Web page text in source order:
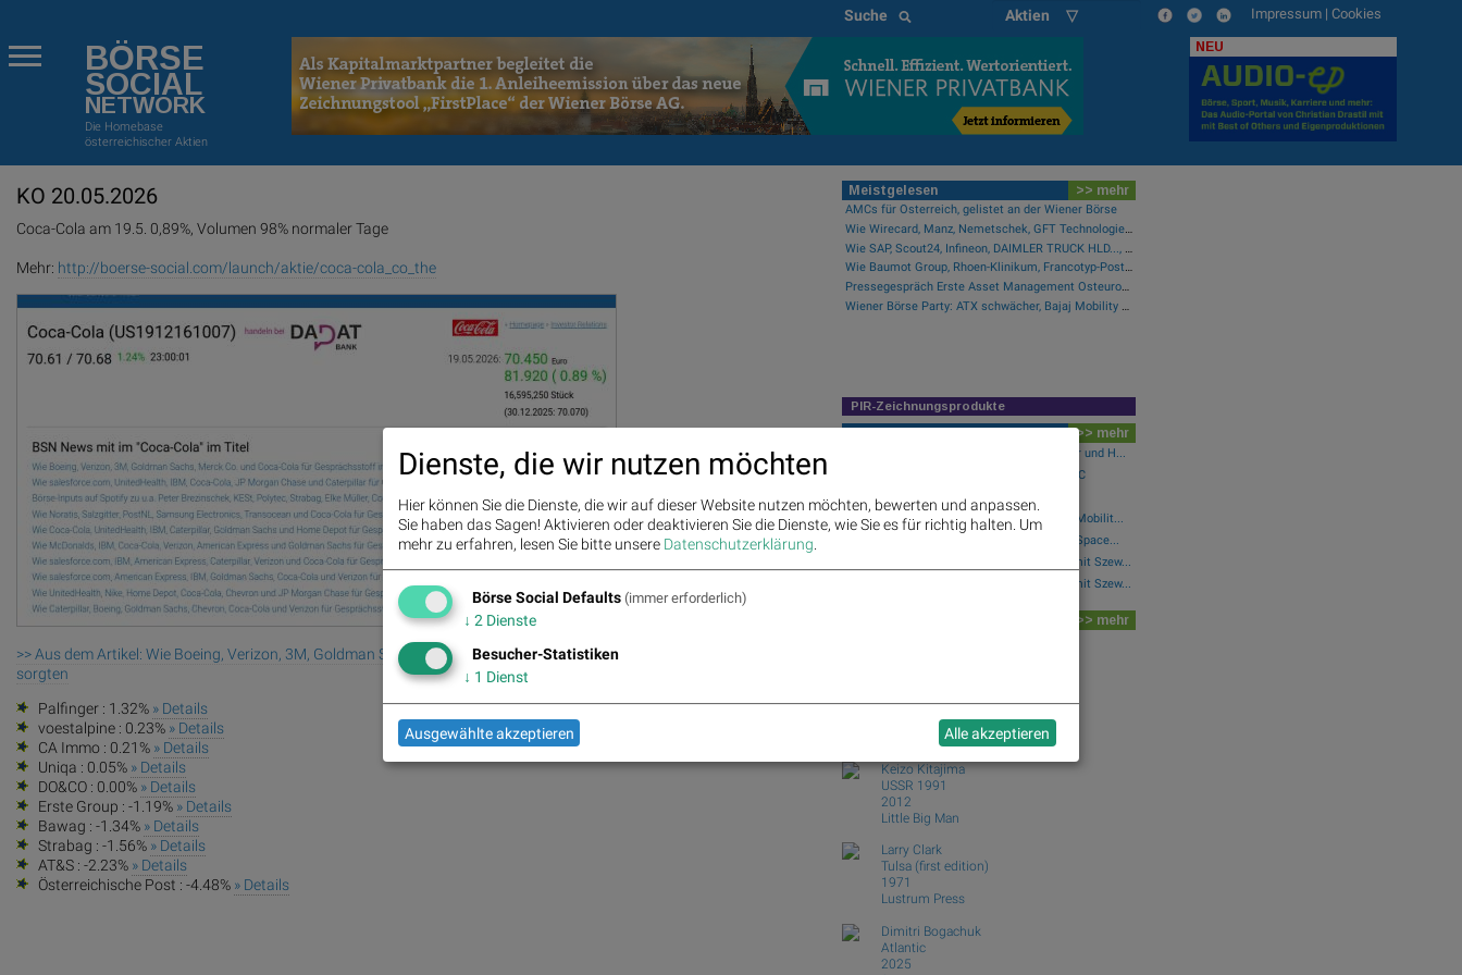
Suche Aktien ▽ Impressum | Cookies
BÖRSE
SOCIAL
NETWORK
Die Homebase
österreichischer Aktien
NEU
KO 20.05.2026
Coca-Cola am 19.5. 0,89%, Volumen 98% normaler Tage
Mehr: http://boerse-social.com/launch/aktie/coca-cola_co_the
>> Aus dem Artikel: Wie Boeing, Verizon, 3M, Goldman Sachs, Merck Co. und Coca-Cola für Gesprächsstoff im Dow Jones
sorgten
Palfinger : 1.32% » Details
voestalpine : 0.23% » Details
CA Immo : 0.21% » Details
Uniqa : 0.05% » Details
DO&CO : 0.00% » Details
Erste Group : -1.19% » Details
Bawag : -1.34% » Details
Strabag : -1.56% » Details
AT&S : -2.23% » Details
Österreichische Post : -4.48% » Details
Meistgelesen >> mehr
AMCs für Österreich, gelistet an der Wiener Börse
Wie Wirecard, Manz, Nemetschek, GFT Technologies, SAP und Rocket Internet für Gesprächsstoff sorgten
Wie SAP, Scout24, Infineon, DAIMLER TRUCK HLD..., Zalando und Allianz für Gesprächsstoff im DAX sorgten
Wie Baumot Group, Rhoen-Klinikum, Francotyp-Postalia, Tele Columbus, European Lithium und Lanxess für Gesprächsstoff sorgten
Pressegespräch Erste Asset Management Osteuropa Aktien
Wiener Börse Party: ATX schwächer, Bajaj Mobility mit 40 Prozent Wochenplus und vielleicht Momentum aus Indien (Podcast)
PIR-Zeichnungsprodukte
Newsflow >> mehr
Saint Gobain und Wienerberger vs. Bilfinger und H...
Erste Group und RBI vs. Sberbank und HSBC
Holding...
Lyft und Honda Motor vs. Leoni und Lion E-Mobilit...
Fear of missing out bei wikifolio 08.08.26: Space...
wikifolio Champion per ..: Simon Weishar mit Szew...
wikifolio Champion per ..: Simon Weishar mit Szew...
>> mehr
Cuaderno de campo
Self published
Keizo Kitajima
USSR 1991
2012
Little Big Man
Larry Clark
Tulsa (first edition)
1971
Lustrum Press
Dimitri Bogachuk
Atlantic
2025
Dienste, die wir nutzen möchten
Hier können Sie die Dienste, die wir auf dieser Website nutzen möchten, bewerten und anpassen.
Sie haben das Sagen! Aktivieren oder deaktivieren Sie die Dienste, wie Sie es für richtig halten. Um
mehr zu erfahren, lesen Sie bitte unsere Datenschutzerklärung.
Börse Social Defaults (immer erforderlich)
↓ 2 Dienste
Besucher-Statistiken
↓ 1 Dienst
Ausgewählte akzeptieren Alle akzeptieren